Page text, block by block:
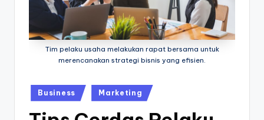
Tim pelaku usaha melakukan rapat bersama untuk
merencanakan strategi bisnis yang efisien.
Posted
in
Business Marketing